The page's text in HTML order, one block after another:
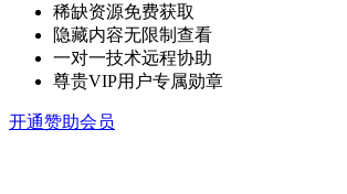
稀缺资源免费获取
隐藏内容无限制查看
一对一技术远程协助
尊贵VIP用户专属勋章
开通赞助会员